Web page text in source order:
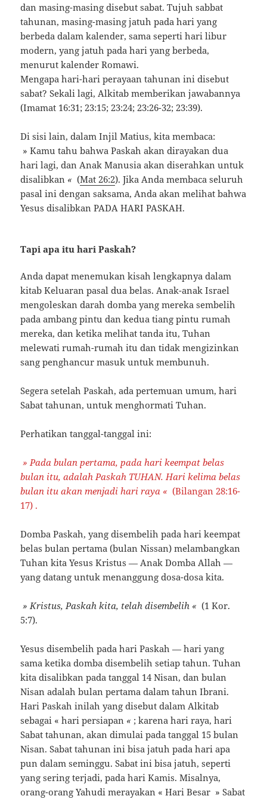
dan masing-masing disebut sabat. Tujuh sabbat
tahunan, masing-masing jatuh pada hari yang
berbeda dalam kalender, sama seperti hari libur
modern, yang jatuh pada hari yang berbeda,
menurut kalender Romawi.
Mengapa hari-hari perayaan tahunan ini disebut
sabat? Sekali lagi, Alkitab memberikan jawabannya
(Imamat 16:31; 23:15; 23:24; 23:26-32; 23:39).
Di sisi lain, dalam Injil Matius, kita membaca:
» Kamu tahu bahwa Paskah akan dirayakan dua
hari lagi, dan Anak Manusia akan diserahkan untuk
disalibkan « (Mat 26:2). Jika Anda membaca seluruh
pasal ini dengan saksama, Anda akan melihat bahwa
Yesus disalibkan PADA HARI PASKAH.
Tapi apa itu hari Paskah?
Anda dapat menemukan kisah lengkapnya dalam
kitab Keluaran pasal dua belas. Anak-anak Israel
mengoleskan darah domba yang mereka sembelih
pada ambang pintu dan kedua tiang pintu rumah
mereka, dan ketika melihat tanda itu, Tuhan
melewati rumah-rumah itu dan tidak mengizinkan
sang penghancur masuk untuk membunuh.
Segera setelah Paskah, ada pertemuan umum, hari
Sabat tahunan, untuk menghormati Tuhan.
Perhatikan tanggal-tanggal ini:
» Pada bulan pertama, pada hari keempat belas
bulan itu, adalah Paskah TUHAN. Hari kelima belas
bulan itu akan menjadi hari raya « (Bilangan 28:16-
17) .
Domba Paskah, yang disembelih pada hari keempat
belas bulan pertama (bulan Nissan) melambangkan
Tuhan kita Yesus Kristus — Anak Domba Allah —
yang datang untuk menanggung dosa-dosa kita.
» Kristus, Paskah kita, telah disembelih « (1 Kor.
5:7).
Yesus disembelih pada hari Paskah — hari yang
sama ketika domba disembelih setiap tahun. Tuhan
kita disalibkan pada tanggal 14 Nisan, dan bulan
Nisan adalah bulan pertama dalam tahun Ibrani.
Hari Paskah inilah yang disebut dalam Alkitab
sebagai « hari persiapan « ; karena hari raya, hari
Sabat tahunan, akan dimulai pada tanggal 15 bulan
Nisan. Sabat tahunan ini bisa jatuh pada hari apa
pun dalam seminggu. Sabat ini bisa jatuh, seperti
yang sering terjadi, pada hari Kamis. Misalnya,
orang-orang Yahudi merayakan « Hari Besar » Sabat